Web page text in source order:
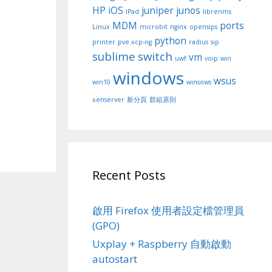
HP iOS IPad juniper junos librenms
Linux MDM microbit nginx opensips ports
printer pve.xcp-ng python radius sip
sublime switch uwf vm voip win
win10 windows winsows wsus
xenserver 新分頁 群組原則
Recent Posts
啟用 Firefox 使用者設定檔管理員
(GPO)
Uxplay + Raspberry 自動啟動
autostart